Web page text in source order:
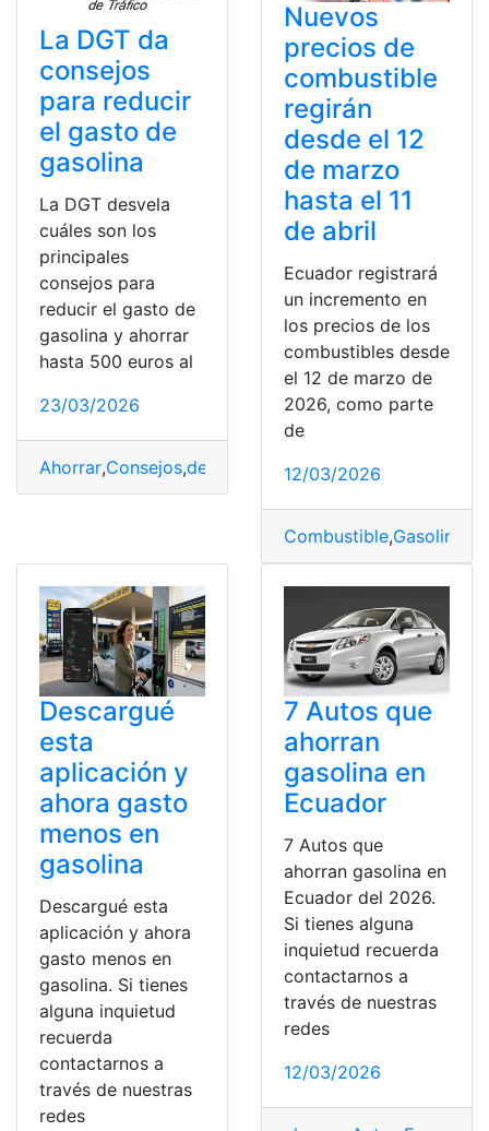
La DGT da
consejos
para reducir
el gasto de
gasolina
La DGT desvela
cuáles son los
principales
consejos para
reducir el gasto de
gasolina y ahorrar
hasta 500 euros al
23/03/2026
Ahorrar,Consejos,desvela DGT,España,Euros
Nuevos
precios de
combustible
regirán
desde el 12
de marzo
hasta el 11
de abril
Ecuador registrará
un incremento en
los precios de los
combustibles desde
el 12 de marzo de
2026, como parte
de
12/03/2026
Combustible,Gasolina
Descargué
esta
aplicación y
ahora gasto
menos en
gasolina
Descargué esta
aplicación y ahora
gasto menos en
gasolina. Si tienes
alguna inquietud
recuerda
contactarnos a
través de nuestras
redes
7 Autos que
ahorran
gasolina en
Ecuador
7 Autos que
ahorran gasolina en
Ecuador del 2026.
Si tienes alguna
inquietud recuerda
contactarnos a
través de nuestras
redes
12/03/2026